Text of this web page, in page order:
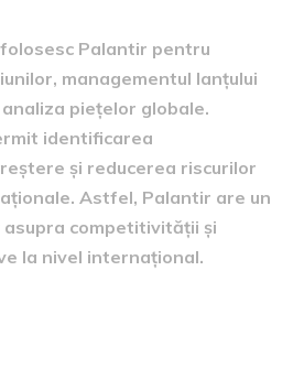
Palantir pentru
managementul lanțului
piețelor globale.
identificarea
și reducerea riscurilor
Astfel, Palantir are un
competitivității și
la nivel internațional.